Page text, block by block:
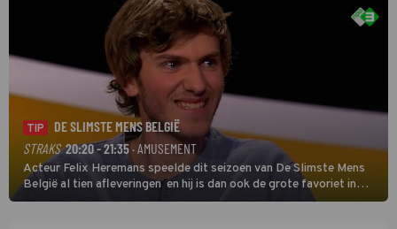
TIP
DE SLIMSTE MENS BELGIË
STRAKS 20:20 - 21:35· AMUSEMENT
Acteur Felix Heremans speelde dit seizoen van De Slimste Mens
België al tien afleveringen en hij is dan ook de grote favoriet in
deze seizoensfinale. En er is Nederlandse inbreng, want komiek